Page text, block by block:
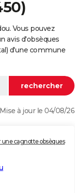
Vous pouvez
avis d'obsèques
d'une commune
Mise à jour le 04/08/26
une cagnotte obsèques